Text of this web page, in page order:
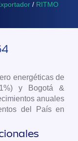
/ RITMO
energéticas de
y Bogotá &
anuales
del País en